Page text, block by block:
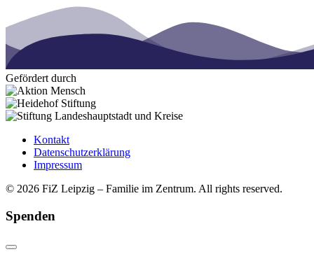
Gefördert durch
Kontakt
Datenschutzerklärung
Impressum
© 2026 FiZ Leipzig – Familie im Zentrum. All rights reserved.
Spenden